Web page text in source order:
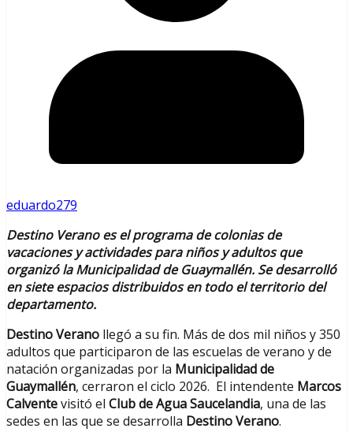
eduardo279
Destino Verano es el programa de colonias de
vacaciones y actividades para niños y adultos que
organizó la Municipalidad de Guaymallén. Se desarrolló
en siete espacios distribuidos en todo el territorio del
departamento.
Destino Verano llegó a su fin. Más de dos mil niños y 350
adultos que participaron de las escuelas de verano y de
natación organizadas por la Municipalidad de
Guaymallén, cerraron el ciclo 2026. El intendente Marcos
Calventevisitó el Club de Agua Saucelandia, una de las
sedes en las que se desarrolla Destino Verano.